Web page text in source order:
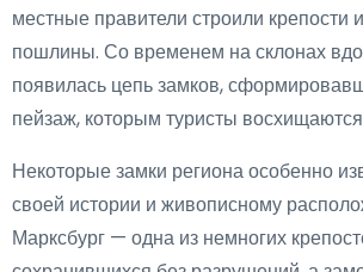
местные правители строили крепости
пошлины. Со временем на склонах
появилась цепь замков,
пейзаж, которым туристы
Некоторые замки региона особенно
своей истории и живописному
Марксбург — одна из немногих